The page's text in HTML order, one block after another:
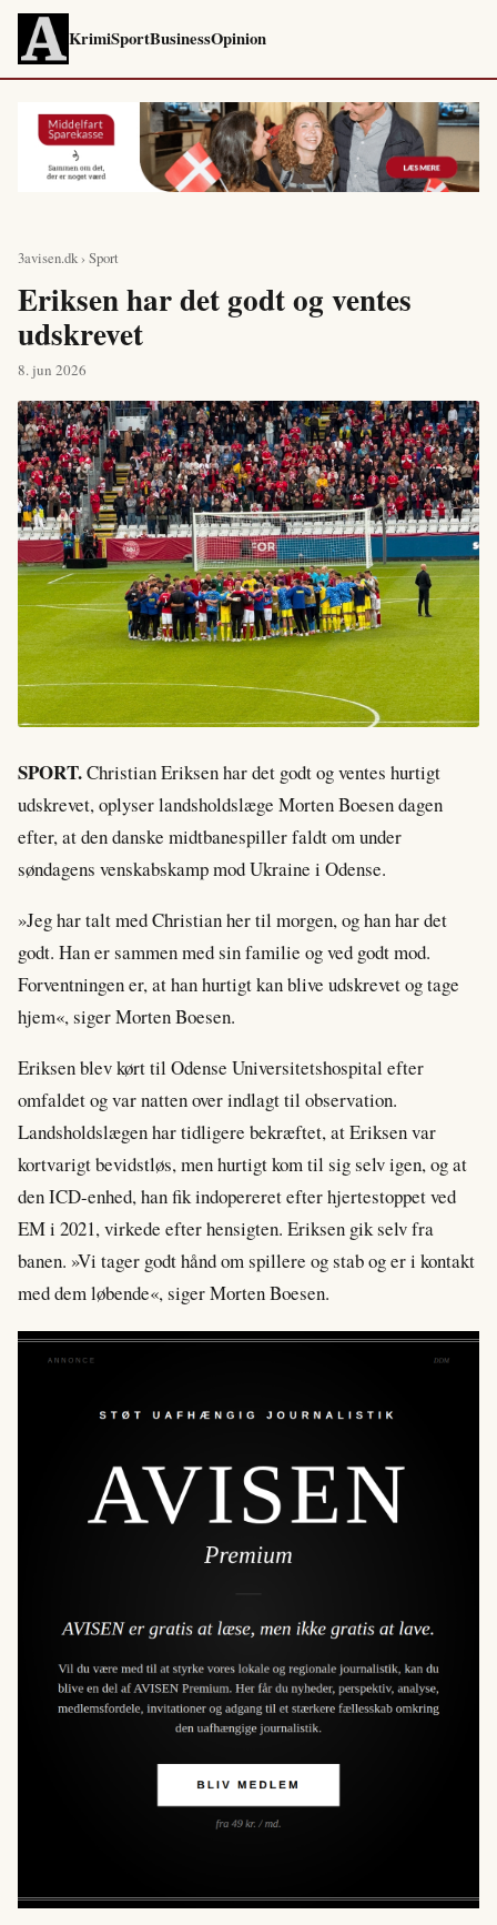
KrimiSportBusinessOpinion
3avisen.dk› Sport
Eriksen har det godt og ventes
udskrevet
8. jun 2026
SPORT.Christian Eriksen har det godt og ventes hurtigt
udskrevet, oplyser landsholdslæge Morten Boesen dagen
efter, at den danske midtbanespiller faldt om under
søndagens venskabskamp mod Ukraine i Odense.
»Jeg har talt med Christian her til morgen, og han har det
godt. Han er sammen med sin familie og ved godt mod.
Forventningen er, at han hurtigt kan blive udskrevet og tage
hjem«, siger Morten Boesen.
Eriksen blev kørt til Odense Universitetshospital efter
omfaldet og var natten over indlagt til observation.
Landsholdslægen har tidligere bekræftet, at Eriksen var
kortvarigt bevidstløs, men hurtigt kom til sig selv igen, og at
den ICD-enhed, han fik indopereret efter hjertestoppet ved
EM i 2021, virkede efter hensigten. Eriksen gik selv fra
banen. »Vi tager godt hånd om spillere og stab og er i kontakt
med dem løbende«, siger Morten Boesen.